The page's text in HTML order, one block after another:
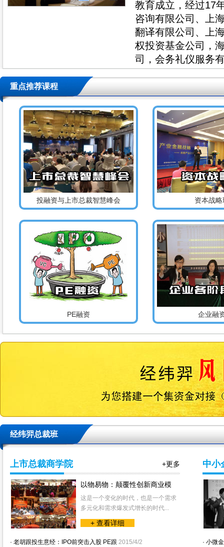
教育成立，经过17
咨询有限公司、上
翻译有限公司、上
权投资基金公司，
司，会务礼仪服务
重点推荐课程
投融资与上市总裁智慧峰会 资本战略
PE融资 企业融
经纬羿总裁班
上市总裁商学院 +更多
以物易物：颠覆性创新商业模
这是一个变化的时代，也是一个需求
多元化和需求爆发式增长的时代...
+ 查看详细
· 老胡跟投生意经：IPO前突击入股 PE跟 2015/4/2
中小
· 小微